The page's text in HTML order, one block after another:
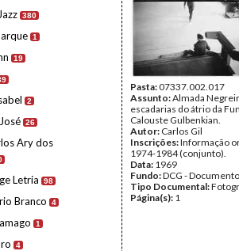
380
1
19
2
26
Ary dos
Letria 98
Branco 4
1
4
Pasta:07337.002.017
Assunto:Almada
escadarias do átrio da
Calouste Gulbenkian.
Autor: Carlos Gil
Inscrições:Informação
1974-1984 (conjunto).
Data: 1969
Fundo:DCG -
Tipo Documental:
Página(s): 1